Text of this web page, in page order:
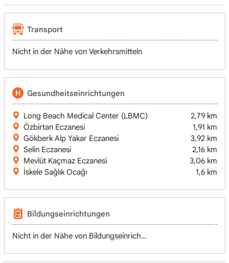
Transport
Nicht in der Nähe von Verkehrsmitteln
Gesundheitseinrichtungen
Long Beach Medical Center (LBMC)
2,79 km
Özbirtan Eczanesi
1,91 km
Gökberk Alp Yakar Eczanesi
3,92 km
Selin Eczanesi
2,16 km
Mevlüt Kaçmaz Eczanesi
3,06 km
İskele Sağlık Ocağı
1,6 km
Bildungseinrichtungen
Nicht in der Nähe von Bildungseinrichtungen